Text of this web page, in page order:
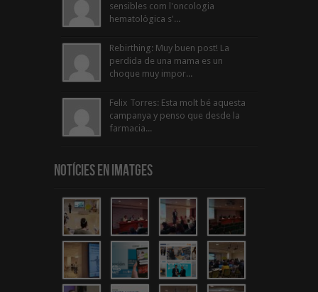
sensibles com l'oncologia
hematològica s'...
Rebirthing: Muy buen post! La
perdida de una mama es un
choque muy impor...
Felix Torres: Esta molt bé aquesta
campanya y penso que desde la
farmacia...
Notícies en Imatges